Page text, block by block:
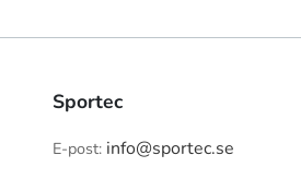
Sportec
E-post: info@sportec.se